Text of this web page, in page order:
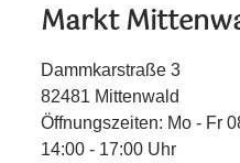
Markt
Dammkarstraße 3
82481 Mittenwald
Öffnungszeiten: Mo - Fr
14:00 - 17:00 Uhr